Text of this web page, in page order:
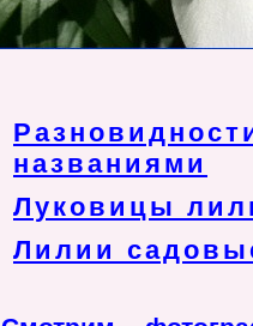
названиями
Луковицы
Лилии